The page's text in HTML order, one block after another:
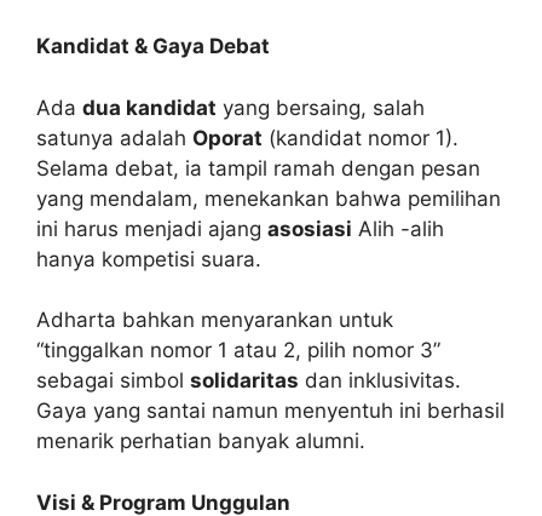
Kandidat & Gaya Debat
Ada dua kandidat yang bersaing, salah
satunya adalah Oporat (kandidat nomor 1).
Selama debat, ia tampil ramah dengan pesan
yang mendalam, menekankan bahwa pemilihan
ini harus menjadi ajang asosiasi Alih -alih
hanya kompetisi suara.
Adharta bahkan menyarankan untuk
“tinggalkan nomor 1 atau 2, pilih nomor 3”
sebagai simbol solidaritas dan inklusivitas.
Gaya yang santai namun menyentuh ini berhasil
menarik perhatian banyak alumni.
Visi & Program Unggulan